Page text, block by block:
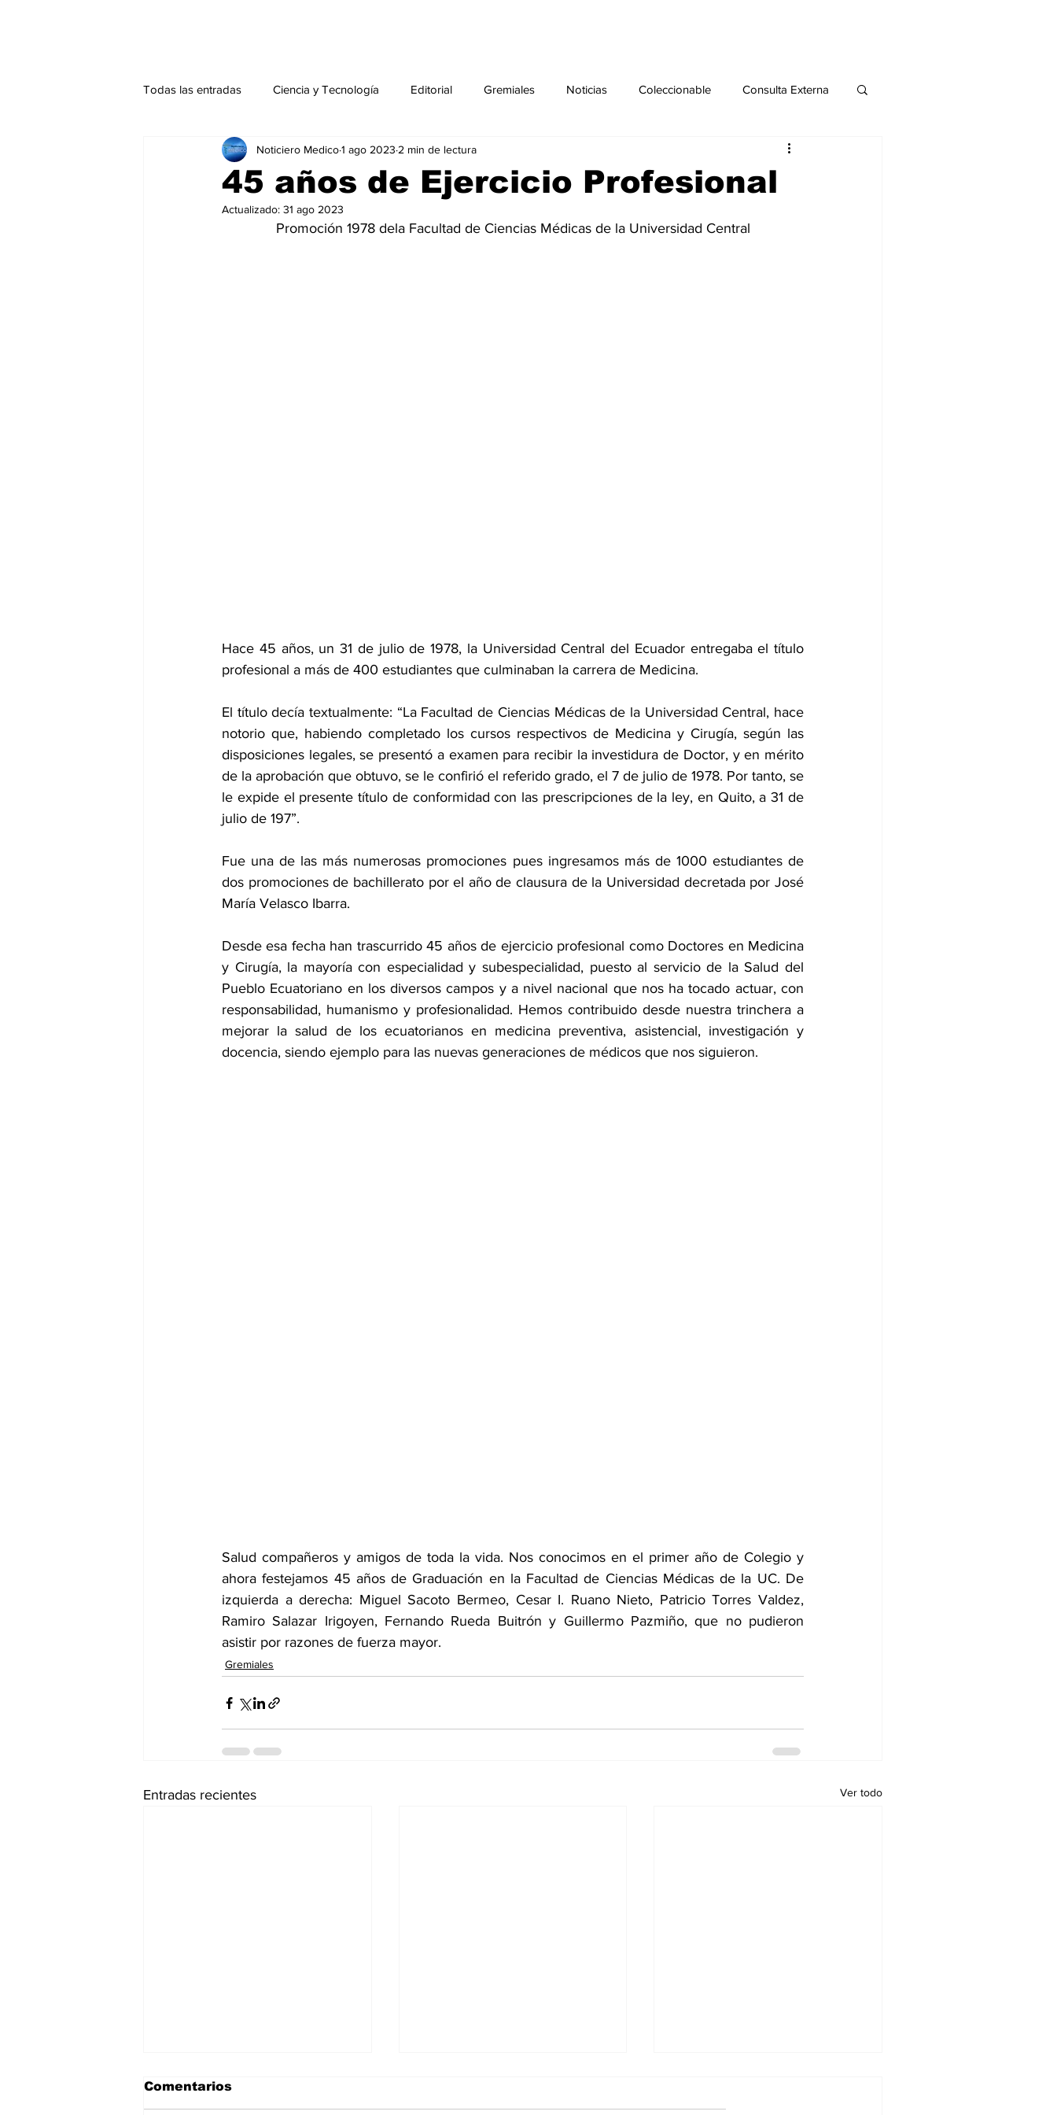
Todas las entradas Ciencia y Tecnología Editorial Gremiales Noticias Coleccionable Consulta Externa
Actualidad Salud Mental Agenda Sección especial Publicaciones
Endocrinología Actualidad especial
45 años de Ejercicio Profesional
Noticiero Medico1 ago 2023 2 min de lectura
Actualizado: 31 ago 2023
Promoción 1978 dela Facultad de Ciencias Médicas de la Universidad Central
Hace 45 años, un 31 de julio de 1978, la Universidad Central del Ecuador entregaba el título
profesional a más de 400 estudiantes que culminaban la carrera de Medicina.
El título decía textualmente: “La Facultad de Ciencias Médicas de la Universidad Central, hace
notorio que, habiendo completado los cursos respectivos de Medicina y Cirugía, según las
disposiciones legales, se presentó a examen para recibir la investidura de Doctor, y en mérito
de la aprobación que obtuvo, se le confirió el referido grado, el 7 de julio de 1978. Por tanto, se
le expide el presente título de conformidad con las prescripciones de la ley, en Quito, a 31 de
julio de 197”.
Fue una de las más numerosas promociones pues ingresamos más de 1000 estudiantes de
dos promociones de bachillerato por el año de clausura de la Universidad decretada por José
María Velasco Ibarra.
Desde esa fecha han trascurrido 45 años de ejercicio profesional como Doctores en Medicina
y Cirugía, la mayoría con especialidad y subespecialidad, puesto al servicio de la Salud del
Pueblo Ecuatoriano en los diversos campos y a nivel nacional que nos ha tocado actuar, con
responsabilidad, humanismo y profesionalidad. Hemos contribuido desde nuestra trinchera a
mejorar la salud de los ecuatorianos en medicina preventiva, asistencial, investigación y
docencia, siendo ejemplo para las nuevas generaciones de médicos que nos siguieron.
Salud compañeros y amigos de toda la vida. Nos conocimos en el primer año de Colegio y
ahora festejamos 45 años de Graduación en la Facultad de Ciencias Médicas de la UC. De
izquierda a derecha: Miguel Sacoto Bermeo, Cesar I. Ruano Nieto, Patricio Torres Valdez,
Ramiro Salazar Irigoyen, Fernando Rueda Buitrón y Guillermo Pazmiño, que no pudieron
asistir por razones de fuerza mayor.
Gremiales
Entradas recientes Ver todo
Comentarios